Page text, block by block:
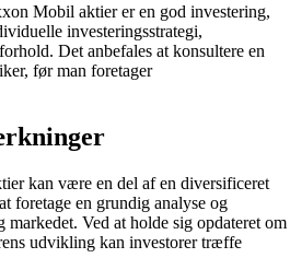
Mobil aktier er en god investering,
investeringsstrategi,
Det anbefales at konsultere en
før man foretager
kan være en del af en diversificeret
foretage en grundig analyse og
markedet. Ved at holde sig opdateret om
udvikling kan investorer træffe